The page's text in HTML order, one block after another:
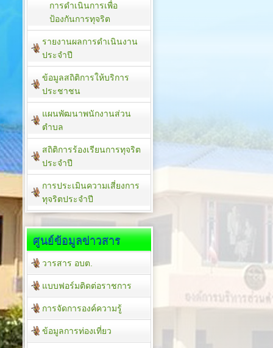
การดำเนินการเพื่อ
ป้องกันการทุจริต
รายงานผลการดำเนินงาน
ประจำปี
ข้อมูลสถิติการให้บริการ
ประชาชน
แผนพัฒนาพนักงานส่วน
ตำบล
สถิติการร้องเรียนการทุจริต
ประจำปี
การประเมินความเสี่ยงการ
ทุจริตประจำปี
ศูนย์ข้อมูลข่าวสาร
วารสาร อบต.
แบบฟอร์มติดต่อราชการ
การจัดการองค์ความรู้
ข้อมูลการท่องเที่ยว